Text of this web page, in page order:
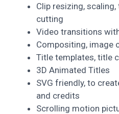
Clip resizing,
cutting
Video transitions
Compositing, image
Title templates, title
3D Animated Titles
SVG friendly, to
and credits
Scrolling motion